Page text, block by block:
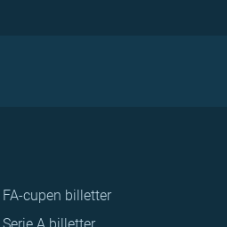
FA-cupen billetter